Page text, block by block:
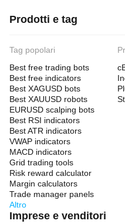
Prodotti e tag
Tag popolari
Best free trading bots
Best free indicators
Best XAGUSD bots
Best XAUUSD robots
EURUSD scalping bots
Best RSI indicators
Best ATR indicators
VWAP indicators
MACD indicators
Grid trading tools
Risk reward calculator
Margin calculators
Trade manager panels
Altro
Imprese e venditori